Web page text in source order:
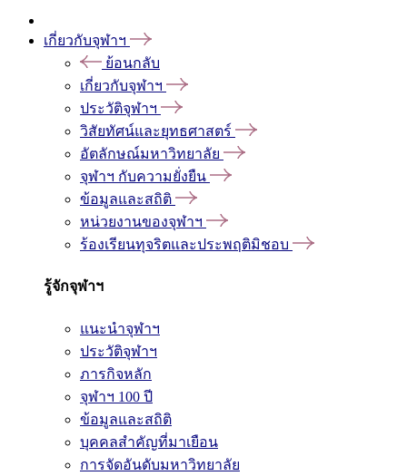
เกี่ยวกับจุฬาฯ
ย้อนกลับ
เกี่ยวกับจุฬาฯ
ประวัติจุฬาฯ
วิสัยทัศน์และยุทธศาสตร์
อัตลักษณ์มหาวิทยาลัย
จุฬาฯ กับความยั่งยืน
ข้อมูลและสถิติ
หน่วยงานของจุฬาฯ
ร้องเรียนทุจริตและประพฤติมิชอบ
รู้จักจุฬาฯ
แนะนำจุฬาฯ
ประวัติจุฬาฯ
ภารกิจหลัก
จุฬาฯ 100 ปี
ข้อมูลและสถิติ
บุคคลสำคัญที่มาเยือน
การจัดอันดับมหาวิทยาลัย